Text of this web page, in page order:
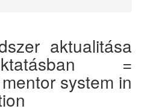
aktualitása
=
system in